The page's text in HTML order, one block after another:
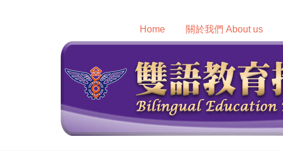
Home 關於我們 About us